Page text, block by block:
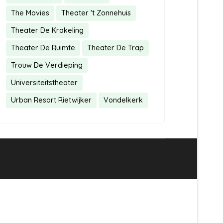
The Movies
Theater 't Zonnehuis
Theater De Krakeling
Theater De Ruimte
Theater De Trap
Trouw De Verdieping
Universiteitstheater
Urban Resort Rietwijker
Vondelkerk